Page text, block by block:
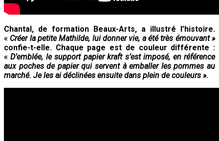
Chantal, de formation Beaux-Arts, a illustré l’histoire.
« Créer la petite Mathilde, lui donner vie, a été très émouvant »
confie-t-elle. Chaque page est de couleur différente :
«D’emblée, le support papier kraft s’est imposé, en référence
aux poches de papier qui servent à emballer les pommes au
marché. Je les ai déclinées ensuite dans plein de couleurs ».